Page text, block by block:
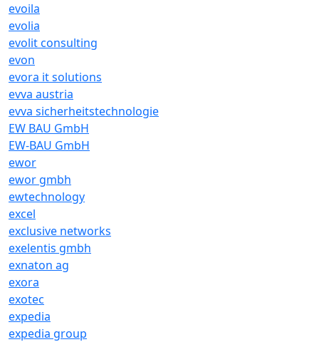
evoila
evolia
evolit consulting
evon
evora it solutions
evva austria
evva sicherheitstechnologie
EW BAU GmbH
EW-BAU GmbH
ewor
ewor gmbh
ewtechnology
excel
exclusive networks
exelentis gmbh
exnaton ag
exora
exotec
expedia
expedia group